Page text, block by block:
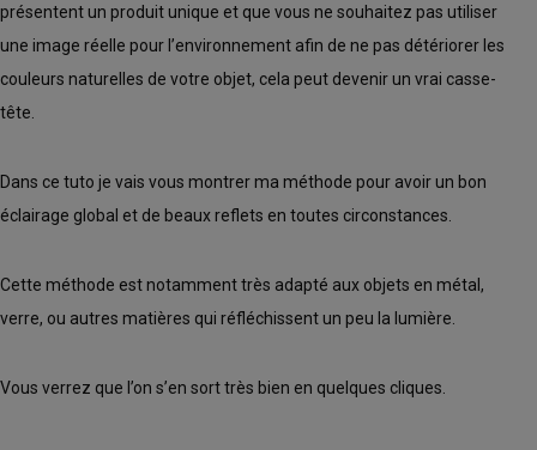
présentent un produit unique et que vous ne souhaitez pas utiliser
une image réelle pour l’environnement afin de ne pas détériorer les
couleurs naturelles de votre objet, cela peut devenir un vrai casse-
tête.
Dans ce tuto je vais vous montrer ma méthode pour avoir un bon
éclairage global et de beaux reflets en toutes circonstances.
Cette méthode est notamment très adapté aux objets en métal,
verre, ou autres matières qui réfléchissent un peu la lumière.
Vous verrez que l’on s’en sort très bien en quelques cliques.